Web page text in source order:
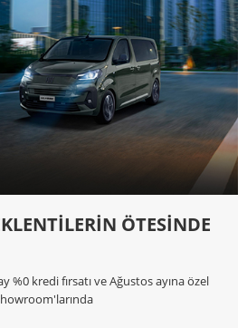
ÖTESİNDE
%0 kredi fırsatı ve Ağustos ayına özel